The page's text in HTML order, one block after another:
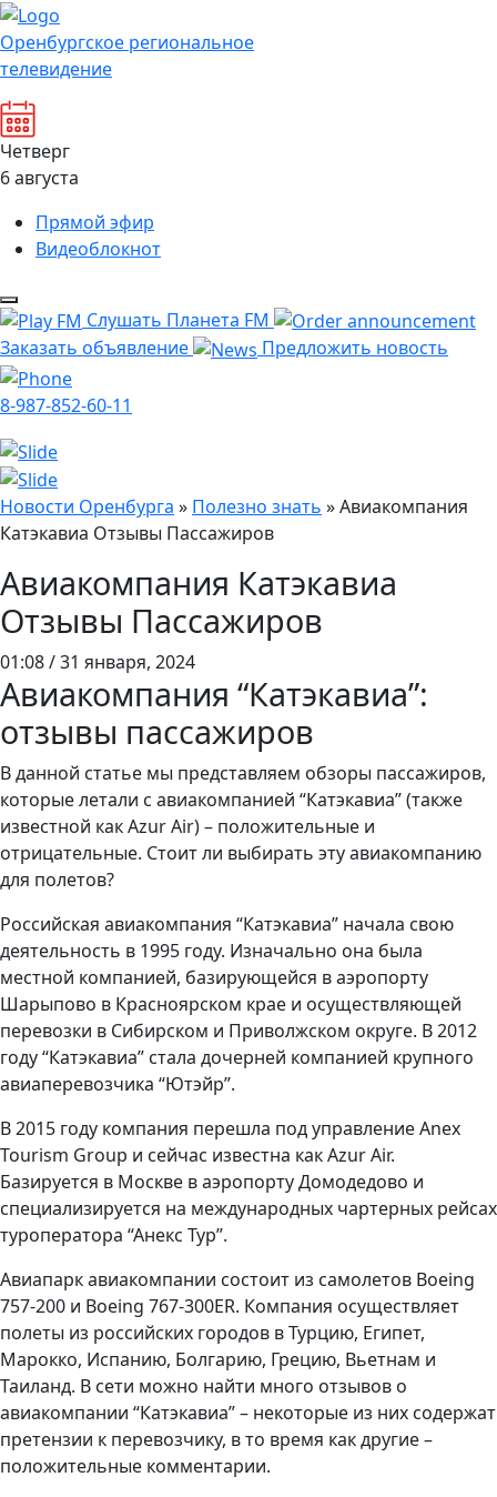
Оренбургское региональное
телевидение
Четверг
6 августа
Прямой эфир
Видеоблокнот
Слушать Планета FM
Заказать объявление
Предложить новость
8-987-852-60-11
Новости Оренбурга » Полезно знать »Авиакомпания
Катэкавиа Отзывы Пассажиров
Авиакомпания Катэкавиа
Отзывы Пассажиров
01:08 / 31 января, 2024
Авиакомпания “Катэкавиа”:
отзывы пассажиров
В данной статье мы представляем обзоры пассажиров,
которые летали с авиакомпанией “Катэкавиа” (также
известной как Azur Air) – положительные и
отрицательные. Стоит ли выбирать эту авиакомпанию
для полетов?
Российская авиакомпания “Катэкавиа” начала свою
деятельность в 1995 году. Изначально она была
местной компанией, базирующейся в аэропорту
Шарыпово в Красноярском крае и осуществляющей
перевозки в Сибирском и Приволжском округе. В 2012
году “Катэкавиа” стала дочерней компанией крупного
авиаперевозчика “Ютэйр”.
В 2015 году компания перешла под управление Anex
Tourism Group и сейчас известна как Azur Air.
Базируется в Москве в аэропорту Домодедово и
специализируется на международных чартерных рейсах
туроператора “Анекс Тур”.
Авиапарк авиакомпании состоит из самолетов Boeing
757-200 и Boeing 767-300ER. Компания осуществляет
полеты из российских городов в Турцию, Египет,
Марокко, Испанию, Болгарию, Грецию, Вьетнам и
Таиланд. В сети можно найти много отзывов о
авиакомпании “Катэкавиа” – некоторые из них содержат
претензии к перевозчику, в то время как другие –
положительные комментарии.